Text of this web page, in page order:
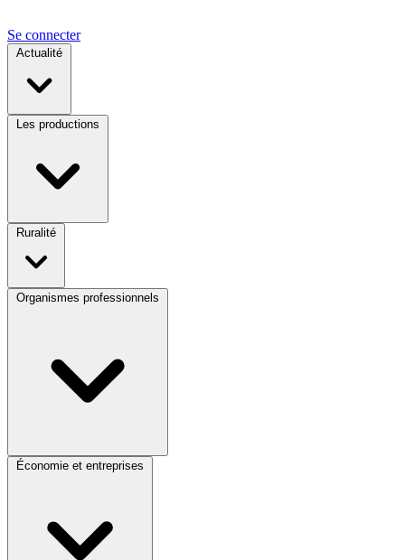
Se connecter
Actualité
Les productions
Ruralité
Organismes professionnels
Économie et entreprises